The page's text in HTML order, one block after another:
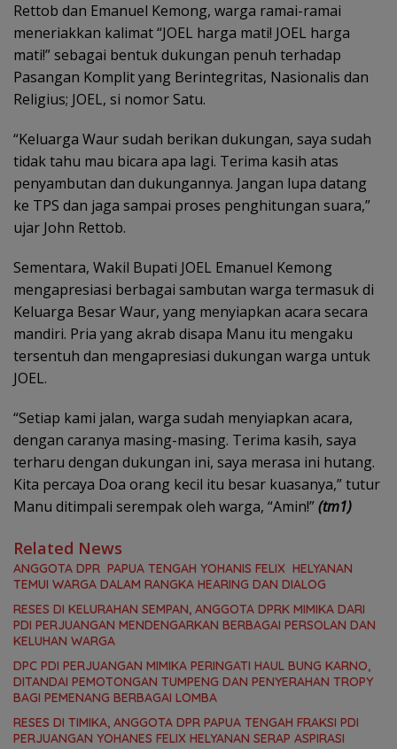
Rettob dan Emanuel Kemong, warga ramai-ramai
meneriakkan kalimat “JOEL harga mati! JOEL harga
mati!” sebagai bentuk dukungan penuh terhadap
Pasangan Komplit yang Berintegritas, Nasionalis dan
Religius; JOEL, si nomor Satu.
“Keluarga Waur sudah berikan dukungan, saya sudah
tidak tahu mau bicara apa lagi. Terima kasih atas
penyambutan dan dukungannya. Jangan lupa datang
ke TPS dan jaga sampai proses penghitungan suara,”
ujar John Rettob.
Sementara, Wakil Bupati JOEL Emanuel Kemong
mengapresiasi berbagai sambutan warga termasuk di
Keluarga Besar Waur, yang menyiapkan acara secara
mandiri. Pria yang akrab disapa Manu itu mengaku
tersentuh dan mengapresiasi dukungan warga untuk
JOEL.
“Setiap kami jalan, warga sudah menyiapkan acara,
dengan caranya masing-masing. Terima kasih, saya
terharu dengan dukungan ini, saya merasa ini hutang.
Kita percaya Doa orang kecil itu besar kuasanya,” tutur
Manu ditimpali serempak oleh warga, “Amin!”(tm1)
Related News
ANGGOTA DPR PAPUA TENGAH YOHANIS FELIX HELYANAN
TEMUI WARGA DALAM RANGKA HEARING DAN DIALOG
RESES DI KELURAHAN SEMPAN, ANGGOTA DPRK MIMIKA DARI
PDI PERJUANGAN MENDENGARKAN BERBAGAI PERSOLAN DAN
KELUHAN WARGA
DPC PDI PERJUANGAN MIMIKA PERINGATI HAUL BUNG KARNO,
DITANDAI PEMOTONGAN TUMPENG DAN PENYERAHAN TROPY
BAGI PEMENANG BERBAGAI LOMBA
RESES DI TIMIKA, ANGGOTA DPR PAPUA TENGAH FRAKSI PDI
PERJUANGAN YOHANES FELIX HELYANAN SERAP ASPIRASI